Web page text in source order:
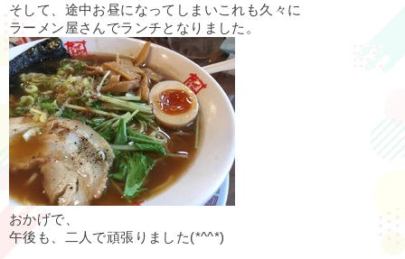
そして、途中お昼になってしまいこれも久々に
ラーメン屋さんでランチとなりました。
おかげで、
午後も、二人で頑張りました(*^^*)